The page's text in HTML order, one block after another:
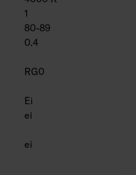
1
80-89
0.4
RG0
Ei
ei
ei